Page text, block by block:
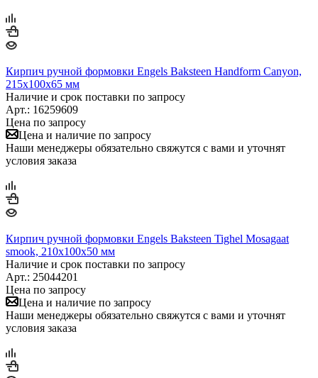
Кирпич ручной формовки Engels Baksteen Handform Canyon,
215х100х65 мм
Наличие и срок поставки по запросу
Арт.: 16259609
Цена по запросу
Цена и наличие по запросу
Наши менеджеры обязательно свяжутся с вами и уточнят
условия заказа
Кирпич ручной формовки Engels Baksteen Tighel Mosagaat
smook, 210х100х50 мм
Наличие и срок поставки по запросу
Арт.: 25044201
Цена по запросу
Цена и наличие по запросу
Наши менеджеры обязательно свяжутся с вами и уточнят
условия заказа